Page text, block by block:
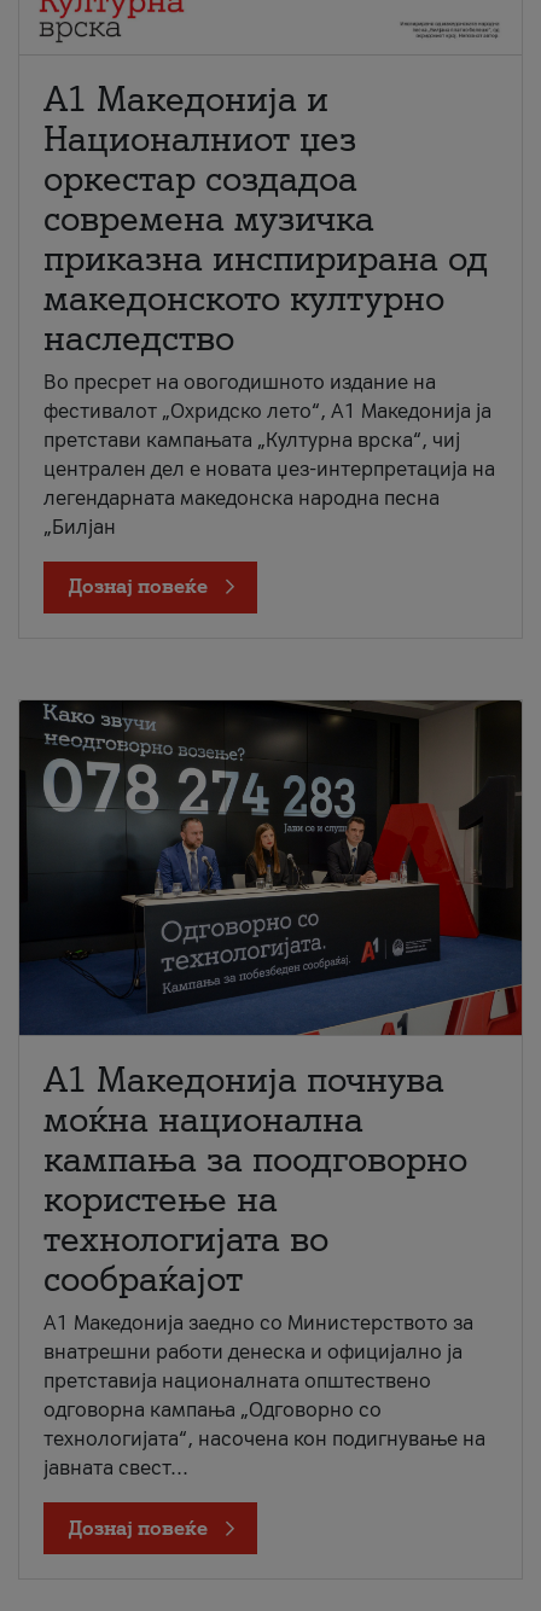
А1 Македонија и
Националниот џез
оркестар создадоа
современа музичка
приказна инспирирана од
македонското културно
наследство
Во пресрет на овогодишното издание на
фестивалот „Охридско лето“, А1 Македонија ја
претстави кампањата „Културна врска“, чиј
централен дел е новата џез-интерпретација на
легендарната македонска народна песна
„Билјан
Дознај повеќе
A1 Македонија почнува
моќна национална
кампања за поодговорно
користење на
технологијата во
сообраќајот
A1 Македонија заедно со Министерството за
внатрешни работи денеска и официјално ја
претставија националната општествено
одговорна кампања „Одговорно со
технологијата“, насочена кон подигнување на
јавната свест...
Дознај повеќе